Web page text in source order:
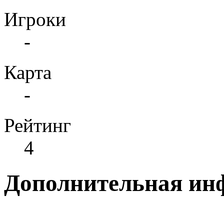
Игроки
-
Карта
-
Рейтинг
4
Дополнительная